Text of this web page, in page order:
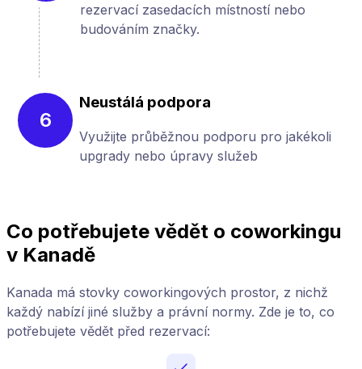
rezervací zasedacích místností nebo
budováním značky.
6
Neustálá podpora
Využijte průběžnou podporu pro jakékoli
upgrady nebo úpravy služeb
Co potřebujete vědět o coworkingu
v Kanadě
Kanada má stovky coworkingových prostor, z nichž
každý nabízí jiné služby a právní normy. Zde je to, co
potřebujete vědět před rezervací: